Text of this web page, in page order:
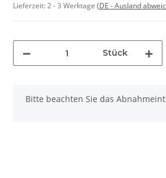
Lieferzeit:2 - 3 Werktage (DE - Ausland
Stück
x
Bitte beachten Sie das